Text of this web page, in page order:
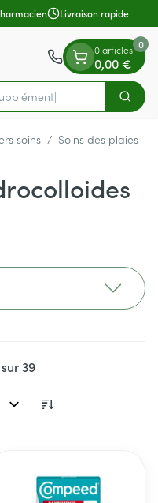
Livraison rapide
0 articles
0,00 €
0
soins / Soins des plaies /
39